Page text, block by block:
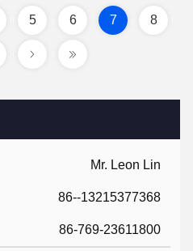
Mr. Leon Lin
86--13215377368
86-769-23611800
5 6 7 8